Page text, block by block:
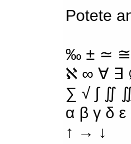
Potete
‰ ± ≃ ≅
ℵ ∞ ∀ ∃
∑ √ ∫ ∬
α β γ δ
↑ → ↓